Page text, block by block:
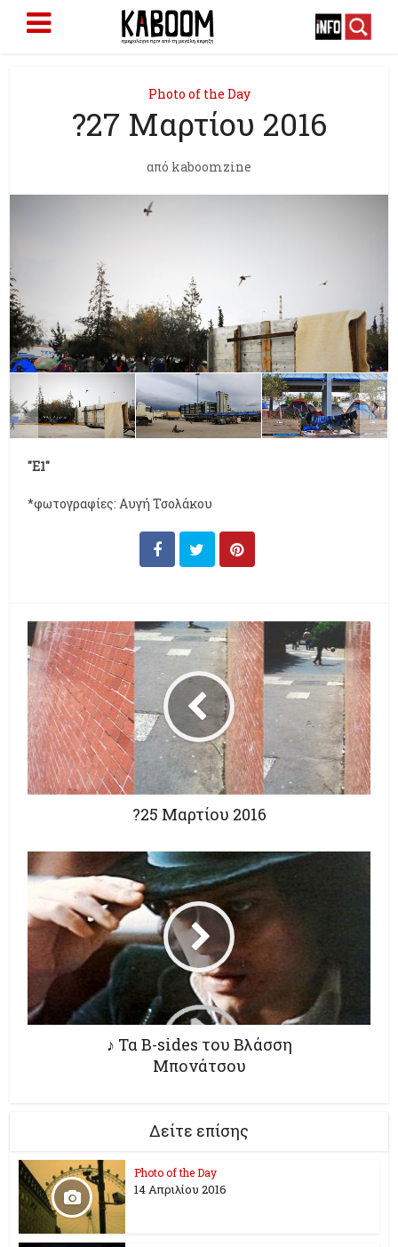
Photo of the Day
?27 Μαρτίου 2016
από kaboomzine
"Ε1"
*φωτογραφίες: Αυγή Τσολάκου
?25 Μαρτίου 2016
♪ Τα Β-sides του Βλάσση
Μπονάτσου
Δείτε επίσης
Photo of the Day
14 Απριλίου 2016